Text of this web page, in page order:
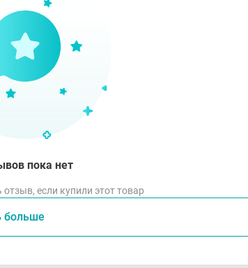
пока нет
если купили этот товар
больше